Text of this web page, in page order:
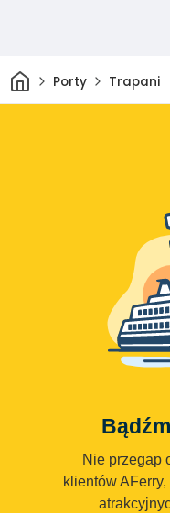
DomPorty Trapani
Nie przegap
klientów